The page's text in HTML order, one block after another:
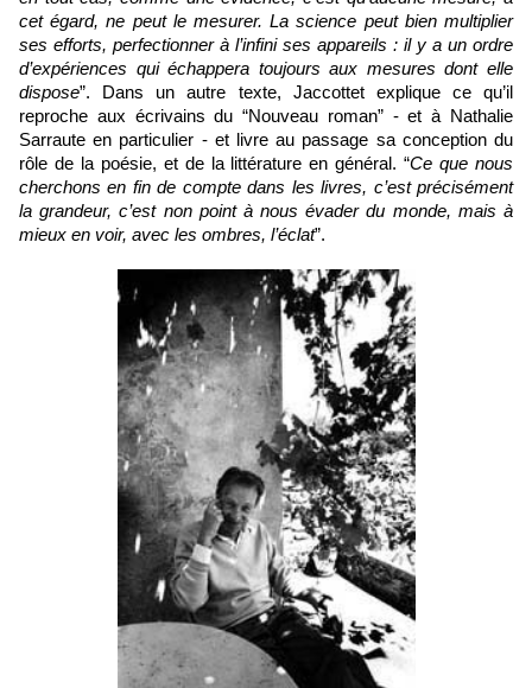
cet égard, ne peut le mesurer. La science peut bien multiplier
ses efforts, perfectionner à l’infini ses appareils : il y a un ordre
d’expériences qui échappera toujours aux mesures dont elle
dispose”. Dans un autre texte, Jaccottet explique ce qu’il
reproche aux écrivains du “Nouveau roman” - et à Nathalie
Sarraute en particulier - et livre au passage sa conception du
rôle de la poésie, et de la littérature en général. “Ce que nous
cherchons en fin de compte dans les livres, c’est précisément
la grandeur, c’est non point à nous évader du monde, mais à
mieux en voir, avec les ombres, l’éclat”.